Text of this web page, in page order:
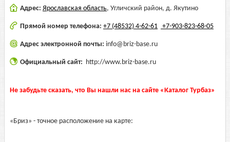
Адрес: Ярославская область, Угличский район, д. Якутино
Прямой номер телефона: +7 (48532) 4-62-61 +7-903-823-68-05
Адрес электронной почты: info@briz-base.ru
Официальный сайт: http://www.briz-base.ru
Не забудьте сказать, что Вы нашли нас на сайте «Каталог Турбаз»
«Бриз» - точное расположение на карте: